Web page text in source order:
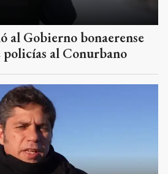
al Gobierno bonaerense
al Conurbano